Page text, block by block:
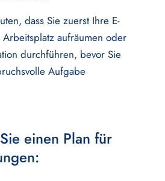
dass Sie zuerst Ihre E-
aufräumen oder
durchführen, bevor Sie
Aufgabe
einen Plan für